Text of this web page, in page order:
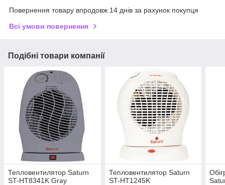
Повернення товару впродовж 14 днів за рахунок покупця
Всі умови повернення
Подібні товари компанії
Тепловентилятор Saturn
ST-HT8341K Gray
Тепловентилятор Saturn
ST-HT1245K